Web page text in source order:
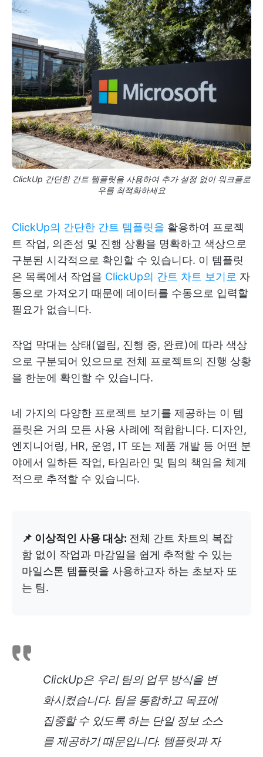
ClickUp 간단한 간트 템플릿을 사용하여 추가 설정 없이 워크플로
우를 최적화하세요
ClickUp의 간단한 간트 템플릿을 활용하여 프로젝
트 작업, 의존성 및 진행 상황을 명확하고 색상으로
구분된 시각적으로 확인할 수 있습니다. 이 템플릿
은 목록에서 작업을 ClickUp의 간트 차트 보기로 자
동으로 가져오기 때문에 데이터를 수동으로 입력할
필요가 없습니다.
작업 막대는 상태(열림, 진행 중, 완료)에 따라 색상
으로 구분되어 있으므로 전체 프로젝트의 진행 상황
을 한눈에 확인할 수 있습니다.
네 가지의 다양한 프로젝트 보기를 제공하는 이 템
플릿은 거의 모든 사용 사례에 적합합니다. 디자인,
엔지니어링, HR, 운영, IT 또는 제품 개발 등 어떤 분
야에서 일하든 작업, 타임라인 및 팀의 책임을 체계
적으로 추적할 수 있습니다.
📌 이상적인 사용 대상: 전체 간트 차트의 복잡
함 없이 작업과 마감일을 쉽게 추적할 수 있는
마일스톤 템플릿을 사용하고자 하는 초보자 또
는 팀.
ClickUp은 우리 팀의 업무 방식을 변
화시켰습니다. 팀을 통합하고 목표에
집중할 수 있도록 하는 단일 정보 소스
를 제공하기 때문입니다. 템플릿과 자